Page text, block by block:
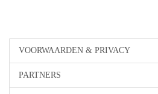
VOORWAARDEN & PRIVACY
PARTNERS